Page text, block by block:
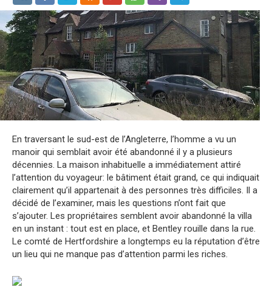
En traversant le sud-est de l’Angleterre, l’homme a vu un
manoir qui semblait avoir été abandonné il y a plusieurs
décennies. La maison inhabituelle a immédiatement attiré
l’attention du voyageur: le bâtiment était grand, ce qui indiquait
clairement qu’il appartenait à des personnes très difficiles. Il a
décidé de l’examiner, mais les questions n’ont fait que
s’ajouter. Les propriétaires semblent avoir abandonné la villa
en un instant : tout est en place, et Bentley rouille dans la rue.
Le comté de Hertfordshire a longtemps eu la réputation d’être
un lieu qui ne manque pas d’attention parmi les riches.